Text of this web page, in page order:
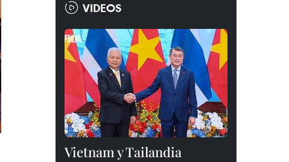
VIDEOS
Vietnam y Tailandia